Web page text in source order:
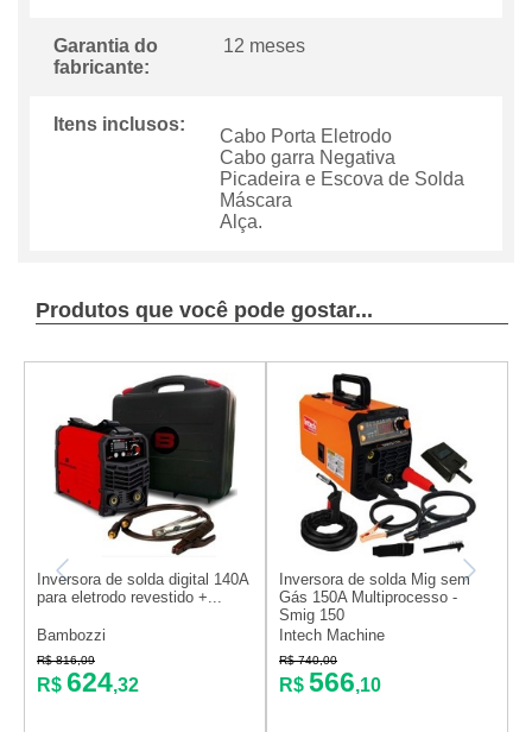
Garantia do
fabricante:
12 meses
Itens inclusos:
Cabo Porta Eletrodo
Cabo garra Negativa
Picadeira e Escova de Solda
Máscara
Alça.
Produtos que você pode gostar...
Inversora de solda digital 140A
para eletrodo revestido +...
Bambozzi
R$ 816,09
R$ 624,32
Inversora de solda Mig sem
Gás 150A Multiprocesso -
Smig 150
Intech Machine
R$ 740,00
R$ 566,10